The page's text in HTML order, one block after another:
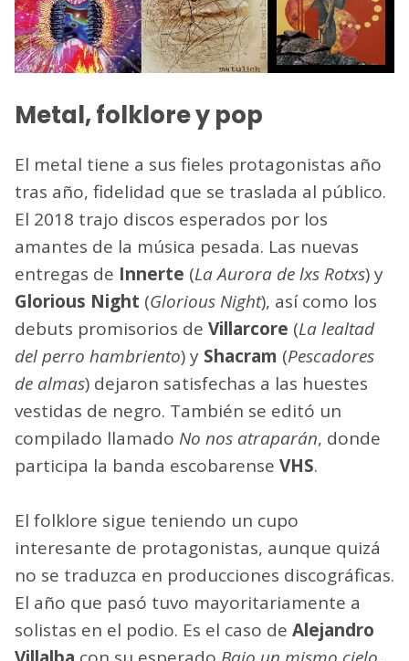
Metal, folklore y pop
El metal tiene a sus fieles protagonistas año
tras año, fidelidad que se traslada al público.
El 2018 trajo discos esperados por los
amantes de la música pesada. Las nuevas
entregas de Innerte (La Aurora de lxs Rotxs) y
Glorious Night (Glorious Night), así como los
debuts promisorios de Villarcore (La lealtad
del perro hambriento) y Shacram (Pescadores
de almas) dejaron satisfechas a las huestes
vestidas de negro. También se editó un
compilado llamado No nos atraparán, donde
participa la banda escobarense VHS.
El folklore sigue teniendo un cupo
interesante de protagonistas, aunque quizá
no se traduzca en producciones discográficas.
El año que pasó tuvo mayoritariamente a
solistas en el podio. Es el caso de Alejandro